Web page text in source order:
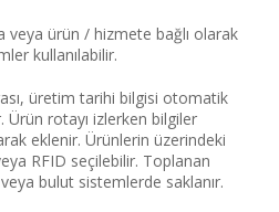
veya ürün / hizmete bağlı olarak
kullanılabilir.
üretim tarihi bilgisi otomatik
Ürün rotayı izlerken bilgiler
eklenir. Ürünlerin üzerindeki
RFID seçilebilir. Toplanan
bulut sistemlerde saklanır.